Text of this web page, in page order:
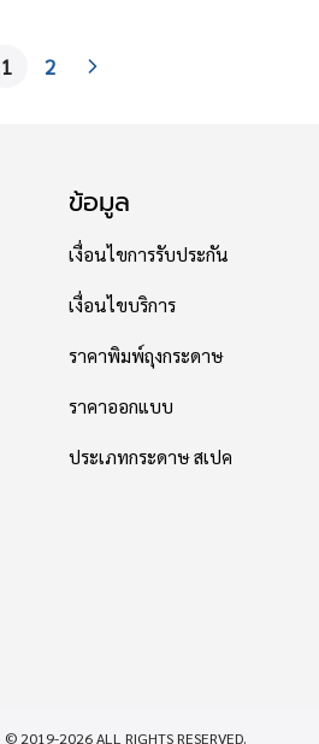
1 2
ข้อมูล
เงื่อนไขการรับประกัน
เงื่อนไขบริการ
ราคาพิมพ์ถุงกระดาษ
ราคาออกแบบ
ประเภทกระดาษ สเปค
2026 ALL RIGHTS RESERVED.